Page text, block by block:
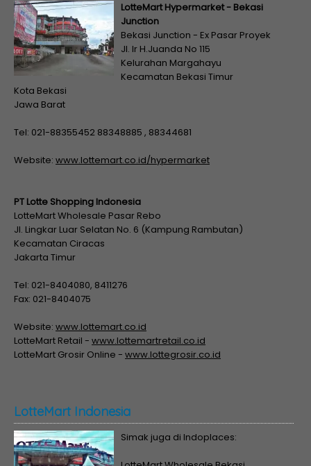
LotteMart Hypermarket - Bekasi
Junction
Bekasi Junction - Ex Pasar Proyek
Jl. Ir H.Juanda No 115
Kelurahan Margahayu
Kecamatan Bekasi Timur
Kota Bekasi
Jawa Barat
Tel: 021-88355452 88348885 , 88344681
Website: www.lottemart.co.id/hypermarket
PT Lotte Shopping Indonesia
LotteMart Wholesale Pasar Rebo
Jl. Lingkar Luar Selatan No. 6 (Kampung Rambutan)
Kecamatan Ciracas
Jakarta Timur
Tel: 021-8404080, 8411276
Fax: 021-8404075
Website: www.lottemart.co.id
LotteMart Retail - www.lottemartretail.co.id
LotteMart Grosir Online - www.lottegrosir.co.id
LotteMart Indonesia
Simak juga di Indoplaces: